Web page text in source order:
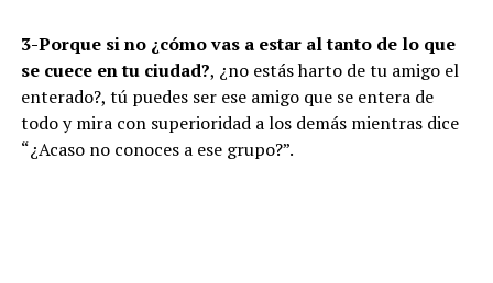
3-Porque si no ¿cómo vas a estar al tanto de lo que
se cuece en tu ciudad?, ¿no estás harto de tu amigo el
enterado?, tú puedes ser ese amigo que se entera de
todo y mira con superioridad a los demás mientras dice
“¿Acaso no conoces a ese grupo?”.